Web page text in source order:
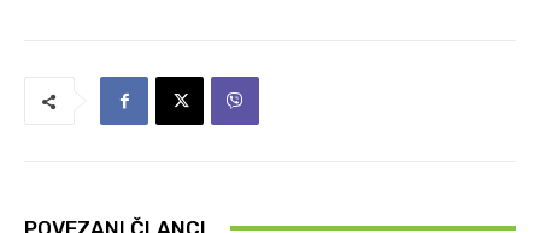
POVEZANI ČLANCI